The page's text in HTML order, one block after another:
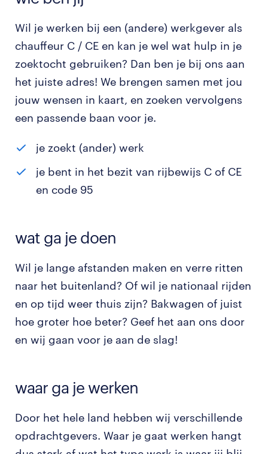
Wil je werken bij een (andere) werkgever als
chauffeur C / CE en kan je wel wat hulp in je
zoektocht gebruiken? Dan ben je bij ons aan
het juiste adres! We brengen samen met jou
jouw wensen in kaart, en zoeken vervolgens
een passende baan voor je.
je zoekt (ander) werk
je bent in het bezit van rijbewijs C of CE
en code 95
wat ga je doen
Wil je lange afstanden maken en verre ritten
naar het buitenland? Of wil je nationaal rijden
en op tijd weer thuis zijn? Bakwagen of juist
hoe groter hoe beter? Geef het aan ons door
en wij gaan voor je aan de slag!
waar ga je werken
Door het hele land hebben wij verschillende
opdrachtgevers. Waar je gaat werken hangt